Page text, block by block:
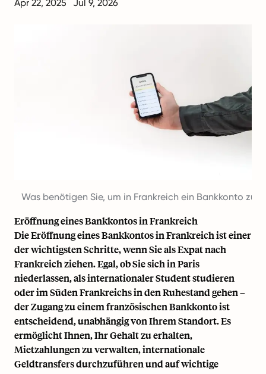
Apr 22, 2025 Jul 9, 2026
Was benötigen Sie, um in Frankreich ein Bankkonto zu
Eröffnung eines Bankkontos in Frankreich
Die Eröffnung eines Bankkontos in Frankreich ist einer
der wichtigsten Schritte, wenn Sie als Expat nach
Frankreich ziehen. Egal, ob Sie sich in Paris
niederlassen, als internationaler Student studieren
oder im Süden Frankreichs in den Ruhestand gehen –
der Zugang zu einem französischen Bankkonto ist
entscheidend, unabhängig von Ihrem Standort. Es
ermöglicht Ihnen, Ihr Gehalt zu erhalten,
Mietzahlungen zu verwalten, internationale
Geldtransfers durchzuführen und auf wichtige